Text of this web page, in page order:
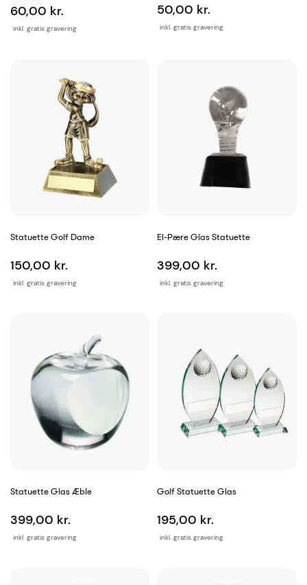
inkl. gratis gravering
60,00 kr.
inkl. gratis gravering
50,00 kr.
Statuette Golf Dame
inkl. gratis gravering
150,00 kr.
El-Pære Glas Statuette
inkl. gratis gravering
399,00 kr.
Statuette Glas Æble
inkl. gratis gravering
399,00 kr.
Golf Statuette Glas
inkl. gratis gravering
195,00 kr.